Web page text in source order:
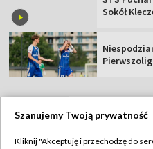
Sokół
Szanujemy Twoją prywatność
Kliknij "Akceptuję i przechodzę do